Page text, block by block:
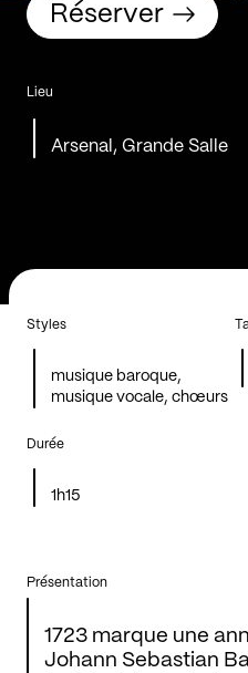
Lieu
Arsenal, Grande Salle
Réserver
Styles
musique baroque,
musique vocale, chœurs
Durée
1h15
Présentation
1723 marque une
Johann Sebastian